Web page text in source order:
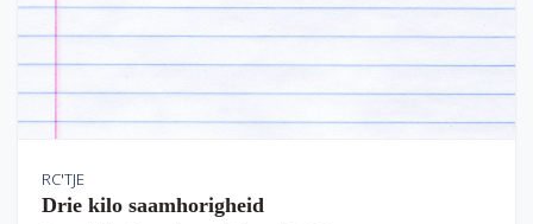
RC'TJE
Drie kilo saamhorigheid